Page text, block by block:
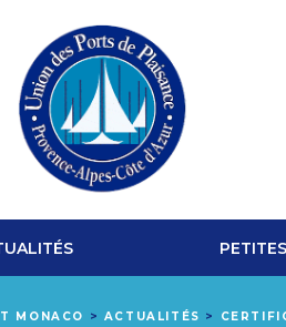
UNION
PORTS
MONACO > ACTUALITÉS >